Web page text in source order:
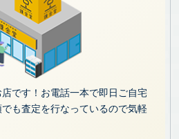
です！お電話一本で即日ご自宅
も査定を行なっているので気軽